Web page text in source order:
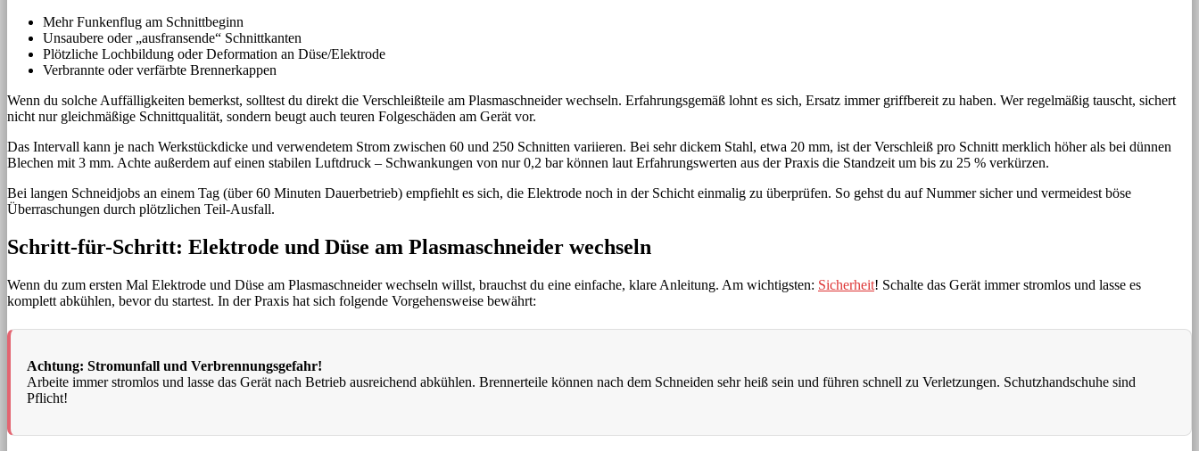
Mehr Funkenflug am Schnittbeginn
Unsaubere oder „ausfransende“ Schnittkanten
Plötzliche Lochbildung oder Deformation an Düse/Elektrode
Verbrannte oder verfärbte Brennerkappen
Wenn du solche Auffälligkeiten bemerkst, solltest du direkt die Verschleißteile am Plasmaschneider wechseln. Erfahrungsgemäß lohnt es sich, Ersatz immer griffbereit zu haben. Wer regelmäßig tauscht, sichert
nicht nur gleichmäßige Schnittqualität, sondern beugt auch teuren Folgeschäden am Gerät vor.
Das Intervall kann je nach Werkstückdicke und verwendetem Strom zwischen 60 und 250 Schnitten variieren. Bei sehr dickem Stahl, etwa 20 mm, ist der Verschleiß pro Schnitt merklich höher als bei dünnen
Blechen mit 3 mm. Achte außerdem auf einen stabilen Luftdruck – Schwankungen von nur 0,2 bar können laut Erfahrungswerten aus der Praxis die Standzeit um bis zu 25 % verkürzen.
Bei langen Schneidjobs an einem Tag (über 60 Minuten Dauerbetrieb) empfiehlt es sich, die Elektrode noch in der Schicht einmalig zu überprüfen. So gehst du auf Nummer sicher und vermeidest böse
Überraschungen durch plötzlichen Teil-Ausfall.
Schritt-für-Schritt: Elektrode und Düse am Plasmaschneider wechseln
Wenn du zum ersten Mal Elektrode und Düse am Plasmaschneider wechseln willst, brauchst du eine einfache, klare Anleitung. Am wichtigsten: Sicherheit! Schalte das Gerät immer stromlos und lasse es
komplett abkühlen, bevor du startest. In der Praxis hat sich folgende Vorgehensweise bewährt:
Achtung: Stromunfall und Verbrennungsgefahr!
Arbeite immer stromlos und lasse das Gerät nach Betrieb ausreichend abkühlen. Brennerteile können nach dem Schneiden sehr heiß sein und führen schnell zu Verletzungen. Schutzhandschuhe sind
Pflicht!